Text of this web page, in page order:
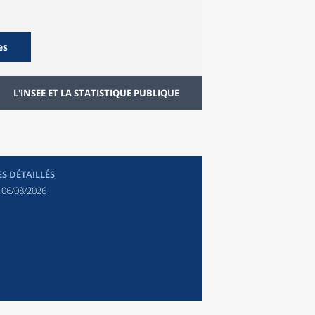
L'INSEE ET LA STATISTIQUE PUBLIQUE
DÉTAILLÉS
06/08/2026